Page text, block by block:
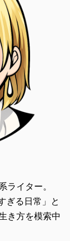
ライター。
ぎる日常」と
き方を模索中